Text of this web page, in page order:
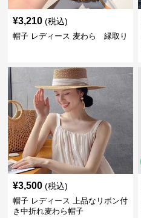
¥3,210 (税込)
帽子 レディース 麦わら 縁取り
¥3,500 (税込)
帽子 レディース 上品なリボン付
き中折れ麦わら帽子